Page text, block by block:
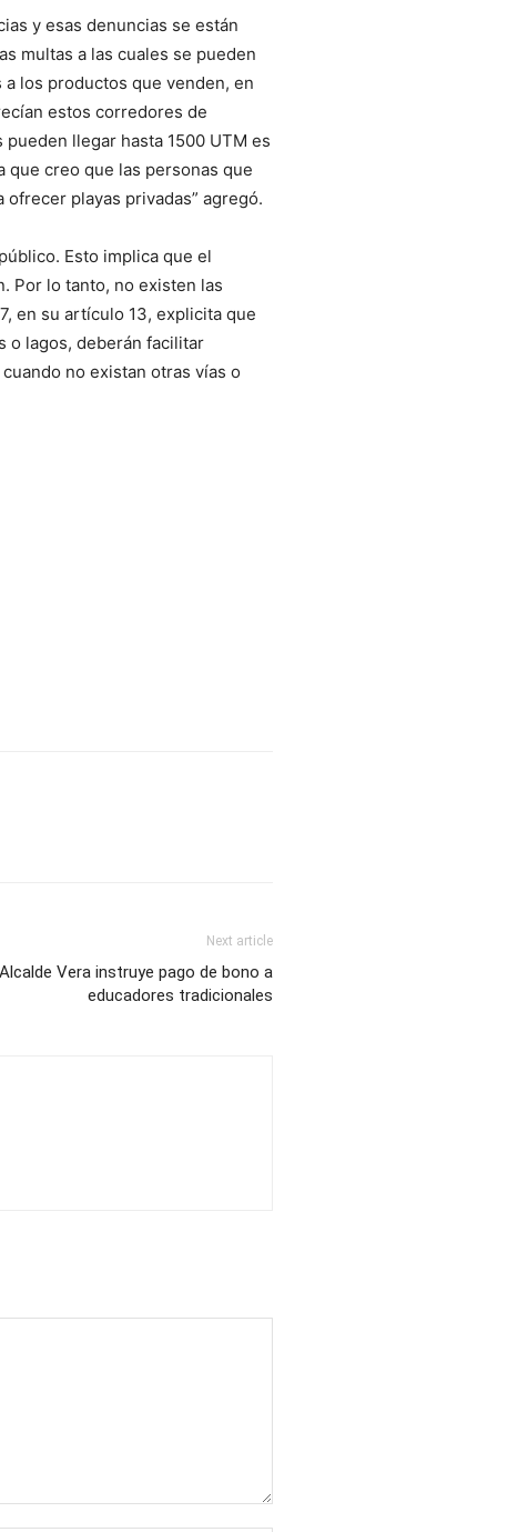
y esas denuncias se están
multas a las cuales se pueden
los productos que venden, en
estos corredores de
llegar hasta 1500 UTM es
que creo que las personas que
playas privadas” agregó.
Esto implica que el
Por lo tanto, no existen las
en su artículo 13, explicita que
o lagos, deberán facilitar
no existan otras vías o
Next article
Alcalde Vera instruye pago de bono a
educadores tradicionales